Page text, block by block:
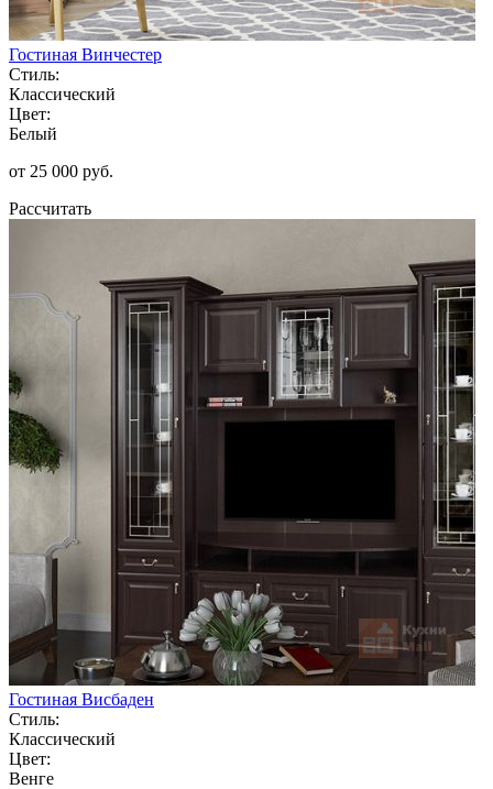
Гостиная Винчестер
Стиль:
Классический
Цвет:
Белый
от 25 000 руб.
Рассчитать
Гостиная Висбаден
Стиль:
Классический
Цвет:
Венге